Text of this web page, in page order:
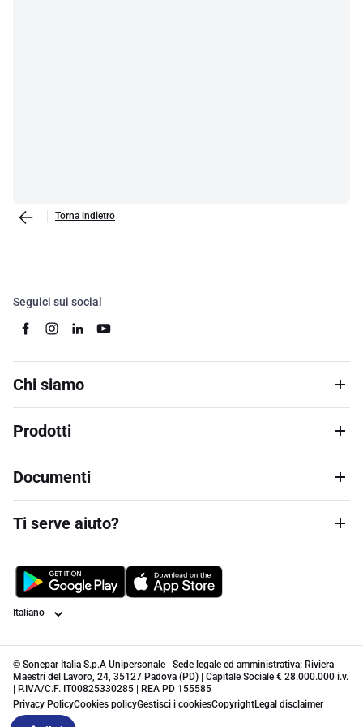
Torna indietro
Seguici sui social
Chi siamo
Prodotti
Documenti
Ti serve aiuto?
Lingua
© Sonepar Italia S.p.A Unipersonale | Sede legale ed amministrativa: Riviera
Maestri del Lavoro, 24, 35127 Padova (PD) | Capitale Sociale € 28.000.000 i.v.
| P.IVA/C.F. IT00825330285 | REA PD 155585
Privacy PolicyCookies policyGestisci i cookiesCopyrightLegal disclaimer